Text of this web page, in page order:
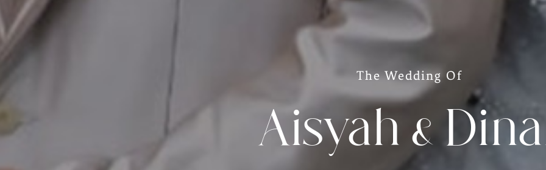
The Wedding Of
Aisyah &